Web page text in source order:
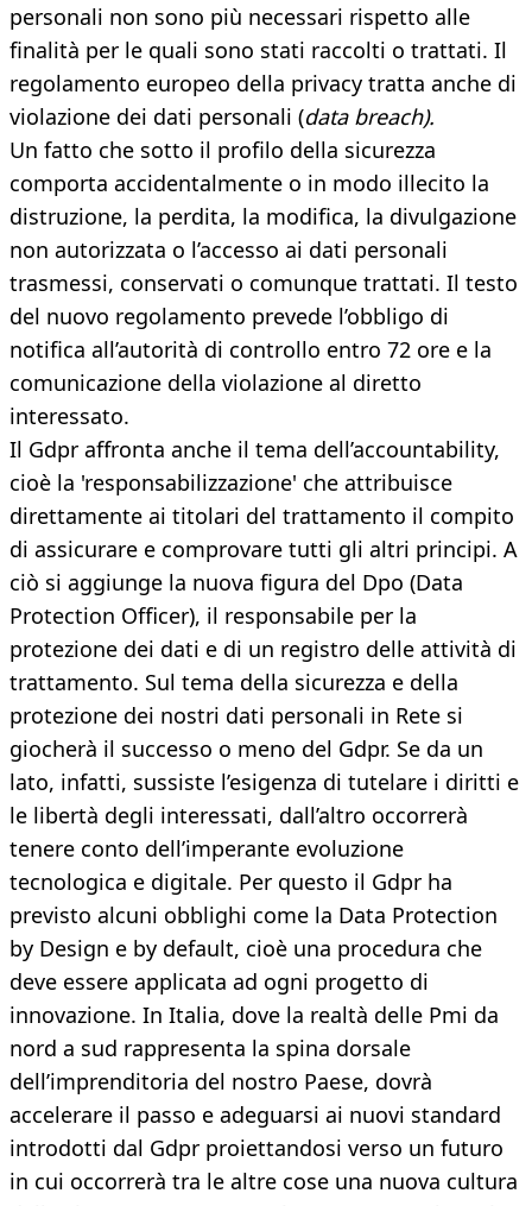
personali non sono più necessari rispetto alle
finalità per le quali sono stati raccolti o trattati. Il
regolamento europeo della privacy tratta anche di
violazione dei dati personali (data breach).
Un fatto che sotto il profilo della sicurezza
comporta accidentalmente o in modo illecito la
distruzione, la perdita, la modifica, la divulgazione
non autorizzata o l’accesso ai dati personali
trasmessi, conservati o comunque trattati. Il testo
del nuovo regolamento prevede l’obbligo di
notifica all’autorità di controllo entro 72 ore e la
comunicazione della violazione al diretto
interessato.
Il Gdpr affronta anche il tema dell’accountability,
cioè la 'responsabilizzazione' che attribuisce
direttamente ai titolari del trattamento il compito
di assicurare e comprovare tutti gli altri principi. A
ciò si aggiunge la nuova figura del Dpo (Data
Protection Officer), il responsabile per la
protezione dei dati e di un registro delle attività di
trattamento. Sul tema della sicurezza e della
protezione dei nostri dati personali in Rete si
giocherà il successo o meno del Gdpr. Se da un
lato, infatti, sussiste l’esigenza di tutelare i diritti e
le libertà degli interessati, dall’altro occorrerà
tenere conto dell’imperante evoluzione
tecnologica e digitale. Per questo il Gdpr ha
previsto alcuni obblighi come la Data Protection
by Design e by default, cioè una procedura che
deve essere applicata ad ogni progetto di
innovazione. In Italia, dove la realtà delle Pmi da
nord a sud rappresenta la spina dorsale
dell’imprenditoria del nostro Paese, dovrà
accelerare il passo e adeguarsi ai nuovi standard
introdotti dal Gdpr proiettandosi verso un futuro
in cui occorrerà tra le altre cose una nuova cultura